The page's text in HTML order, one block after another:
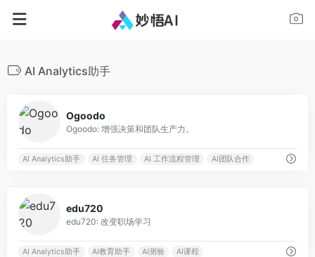
AI Analytics助手
Ogoodo
Ogoodo: 增强决策和团队生产力。
AI Analytics助手 AI 任务管理 AI 工作流程管理 AI团队合作
edu720
edu720: 改变职场学习
AI Analytics助手 AI教育助手 AI测验 AI课程